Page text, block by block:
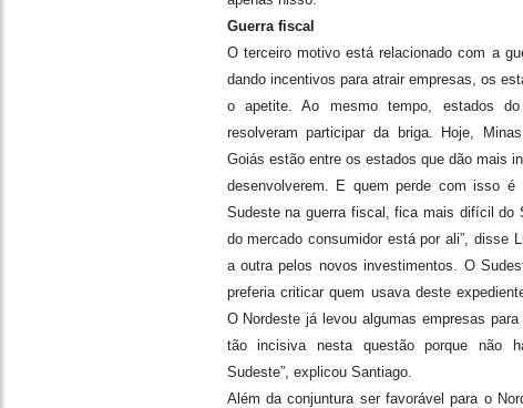
Guerra fiscal
O terceiro motivo está relacionado com a
dando incentivos para atrair empresas, os
o apetite. Ao mesmo tempo, estados
resolveram participar da briga. Hoje,
Goiás estão entre os estados que dão mais
desenvolverem. E quem perde com isso
Sudeste na guerra fiscal, fica mais difícil do
do mercado consumidor está por ali”, disse
a outra pelos novos investimentos. O
preferia criticar quem usava deste
O Nordeste já levou algumas empresas
tão incisiva nesta questão porque não
Sudeste”, explicou Santiago.
Além da conjuntura ser favorável para o